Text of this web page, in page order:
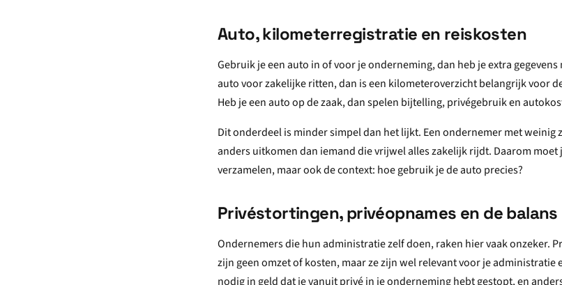
Auto, kilometerregistratie en reiskosten
Gebruik je een auto in of voor je onderneming, dan heb je extra
auto voor zakelijke ritten, dan is een kilometeroverzicht belangrijk voor
Heb je een auto op de zaak, dan spelen bijtelling, privégebruik en
Dit onderdeel is minder simpel dan het lijkt. Een ondernemer met weinig
anders uitkomen dan iemand die vrijwel alles zakelijk rijdt. Daarom moet
verzamelen, maar ook de context: hoe gebruik je de auto precies?
Privéstortingen, privéopnames en de balans
Ondernemers die hun administratie zelf doen, raken hier vaak onzeker.
zijn geen omzet of kosten, maar ze zijn wel relevant voor je administratie
nodig in geld dat je vanuit privé in je onderneming hebt gestopt, en